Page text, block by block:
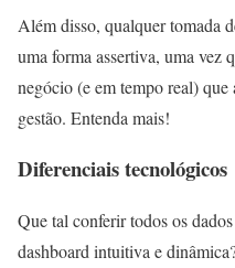
Além disso, qualquer tomada
uma forma assertiva, uma vez
negócio (e em tempo real)
gestão. Entenda mais!
Diferenciais tecnológicos
Que tal conferir todos os
dashboard intuitiva e